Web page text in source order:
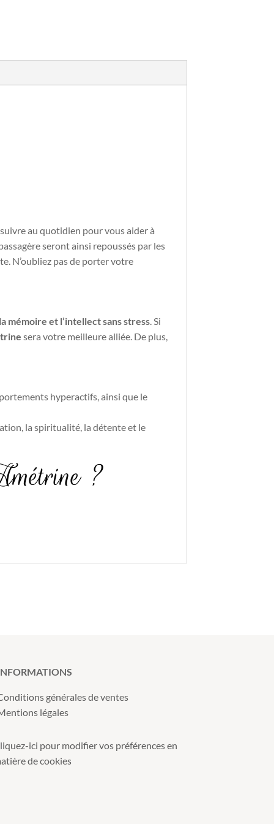
au quotidien pour vous aider à
seront ainsi repoussés par les
N’oubliez pas de porter votre
mémoire et l’intellect sans stress. Si
sera votre meilleure alliée. De plus,
hyperactifs, ainsi que le
la spiritualité, la détente et le
?
générales de ventes
légales
ici pour modifier vos préférences en
de cookies